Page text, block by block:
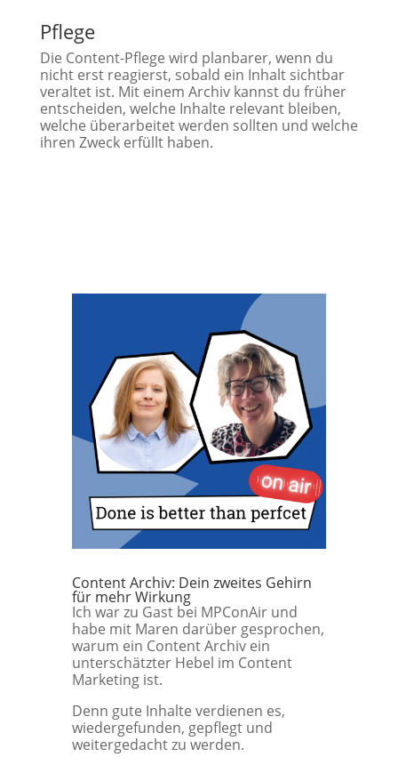
Pflege
Die Content-Pflege wird planbarer, wenn du
nicht erst reagierst, sobald ein Inhalt sichtbar
veraltet ist. Mit einem Archiv kannst du früher
entscheiden, welche Inhalte relevant bleiben,
welche überarbeitet werden sollten und welche
ihren Zweck erfüllt haben.
Content Archiv: Dein zweites Gehirn
für mehr Wirkung
Ich war zu Gast bei MPConAir und
habe mit Maren darüber gesprochen,
warum ein Content Archiv ein
unterschätzter Hebel im Content
Marketing ist.
Denn gute Inhalte verdienen es,
wiedergefunden, gepflegt und
weitergedacht zu werden.